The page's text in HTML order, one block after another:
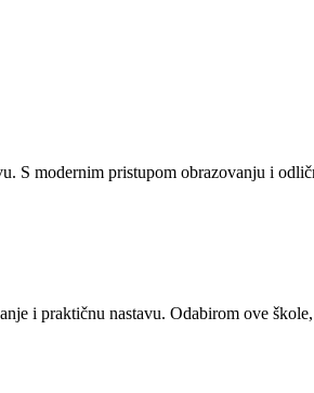
S modernim pristupom obrazovanju i
i praktičnu nastavu. Odabirom ove